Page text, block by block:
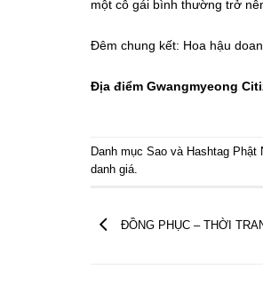
một cô gái bình thường trở
Đêm chung kết: Hoa hậu
Địa điểm Gwangmyeong
Danh mục Sao và Hashtag Phật
danh giá.
ĐỒNG PHỤC – THỜI